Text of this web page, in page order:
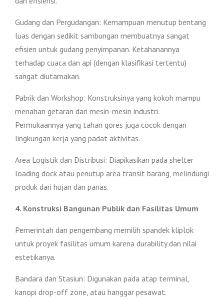
Gudang dan Pergudangan: Kemampuan menutup bentang
luas dengan sedikit sambungan membuatnya sangat
efisien untuk gudang penyimpanan. Ketahanannya
terhadap cuaca dan api (dengan klasifikasi tertentu)
sangat diutamakan.
Pabrik dan Workshop: Konstruksinya yang kokoh mampu
menahan getaran dari mesin-mesin industri.
Permukaannya yang tahan gores juga cocok dengan
lingkungan kerja yang padat aktivitas.
Area Logistik dan Distribusi: Diapikasikan pada shelter
loading dock atau penutup area transit barang, melindungi
produk dari hujan dan panas.
4. Konstruksi Bangunan Publik dan Fasilitas Umum
Pemerintah dan pengembang memilih spandek kliplok
untuk proyek fasilitas umum karena durability dan nilai
estetikanya.
Bandara dan Stasiun: Digunakan pada atap terminal,
kanopi drop-off zone, atau hanggar pesawat.